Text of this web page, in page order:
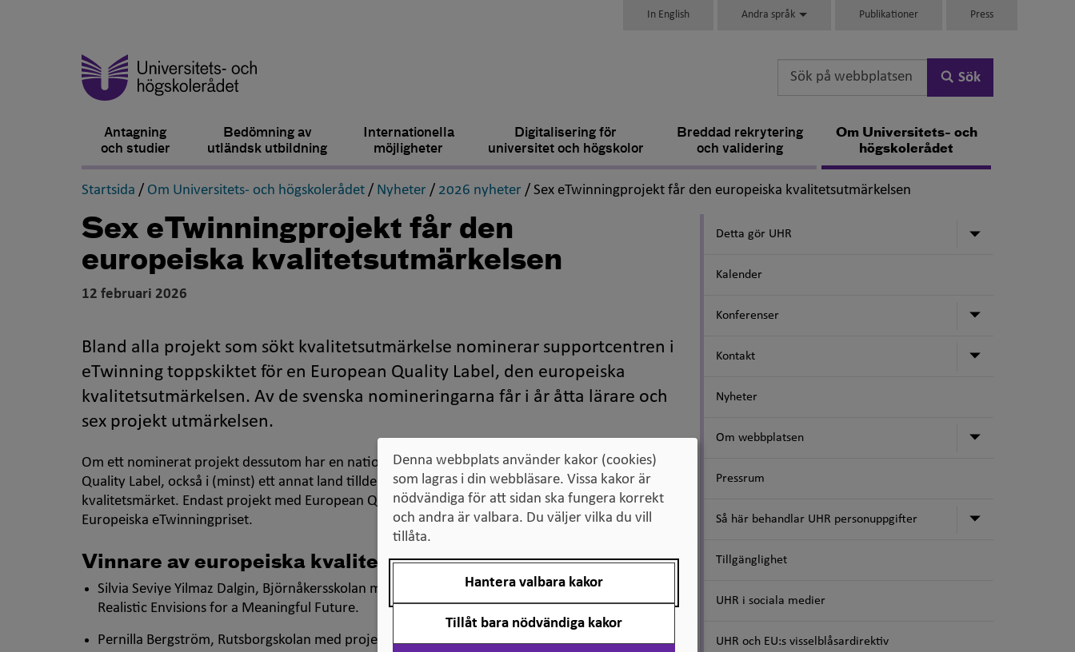
In English Andra språk Publikationer Press
Sök
Antagning
och studier
Bedömning av
utländsk utbildning
Internationella
möjligheter
Digitalisering för
universitet och högskolor
Breddad rekrytering
och validering
Om Universitets- och
högskolerådet
Startsida ,
/ Om Universitets- och högskolerådet ,
/ Nyheter ,
/ 2026 nyheter ,
/ Sex eTwinningprojekt får den europeiska kvalitetsutmärkelsen
Sex eTwinningprojekt får den
europeiska kvalitetsutmärkelsen
12 februari 2026
Bland alla projekt som sökt kvalitetsutmärkelse nominerar supportcentren i
eTwinning toppskiktet för en European Quality Label, den europeiska
kvalitetsutmärkelsen. Av de svenska nomineringarna får i år åtta lärare och
sex projekt utmärkelsen.
Om ett nominerat projekt dessutom har en nationell kvalitetsutmärkelse, det nationella
Quality Label, också i (minst) ett annat land tilldelas projektet det europeiska
kvalitetsmärket. Endast projekt med European Quality Labelkan delta i tävlingen
Europeiska eTwinningpriset.
Vinnare av europeiska kvalitetspriset
Silvia Seviye Yilmaz Dalgin, Björnåkersskolan med projektet
DREAM: Developing
Realistic Envisions for a Meaningful Future.
Pernilla Bergström, Rutsborgskolan med projektetFriends Friends Friends Hurrah!
Detta gör UHR Undermeny
Kalender
Konferenser Undermeny
Kontakt Undermeny
Nyheter
Om webbplatsen Undermeny
Pressrum
Så här behandlar UHR personuppgifter Undermeny
Tillgänglighet
UHR i sociala medier
UHR och EU:s visselblåsardirektiv
Denna webbplats använder kakor (cookies)
som lagras i din webbläsare. Vissa kakor är
nödvändiga för att sidan ska fungera korrekt
och andra är valbara. Du väljer vilka du vill
tillåta.
Hantera valbara kakor
Tillåt bara nödvändiga kakor